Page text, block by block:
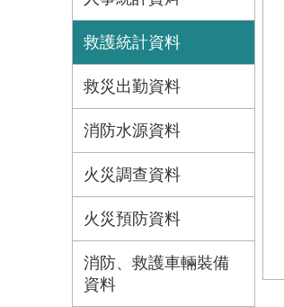
救護統計資料
救災出勤資料
消防水源資料
火災調查資料
火災預防資料
消防、救護車輛裝備
資料